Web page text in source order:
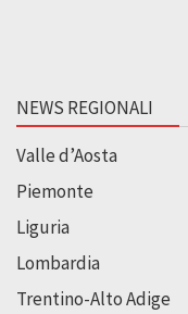
NEWS REGIONALI
Valle d’Aosta
Piemonte
Liguria
Lombardia
Trentino-Alto Adige